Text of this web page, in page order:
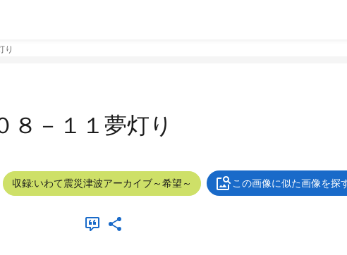
り
８－１１夢灯り
収録:いわて震災津波アーカイブ～希望～ この画像に似た画像を探